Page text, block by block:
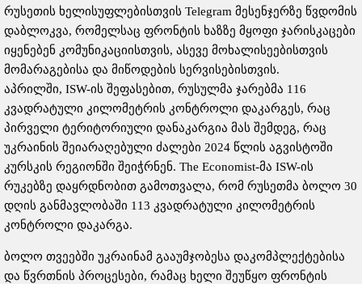
რუსეთის ხელისუფლებისთვის Telegram მესენჯერზე წვდომის
დაბლოკვა, რომელსაც ფრონტის ხაზზე მყოფი ჯარისკაცები
იყენებენ კომუნიკაციისთვის, ასევე მოხალისეებისთვის
მომარაგებისა და მიწოდების სერვისებისთვის.
აპრილში, ISW-ის შეფასებით, რუსულმა ჯარებმა 116
კვადრატული კილომეტრის კონტროლი დაკარგეს, რაც
პირველი ტერიტორიული დანაკარგია მას შემდეგ, რაც
უკრაინის შეიარაღებული ძალები 2024 წლის აგვისტოში
კურსკის რეგიონში შეიჭრნენ. The Economist-მა ISW-ის
რუკებზე დაყრდნობით გამოთვალა, რომ რუსეთმა ბოლო 30
დღის განმავლობაში 113 კვადრატული კილომეტრის
კონტროლი დაკარგა.
ბოლო თვეებში უკრაინამ გააუმჯობესა დაკომპლექტებისა
და წვრთნის პროცესები, რამაც ხელი შეუწყო ფრონტის